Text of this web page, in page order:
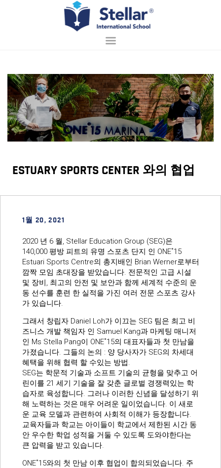
홈페이지
회사 소개
입학 안내
배우기
학교 생활
한국어
ESTUARY SPORTS CENTER 와의 협업
1월 20, 2021
2020 년 6 월, Stellar Education Group (SEG)은
140,000 평방 피트의 유명 스포츠 단지 인 ONE˚15
Estuari Sports Centre의 총지배인 Brian Werner로부터
깜짝 모임 초대장을 받았습니다. 전문적인 고급 시설
및 장비, 최고의 안전 및 보안과 함께 세계적 수준의 운
동 선수를 훈련 한 실적을 가진 여러 전문 스포츠 강사
가 있습니다.
그래서 창립자 Daniel Loh가 이끄는 SEG 팀은 최고 비
즈니스 개발 책임자 인 Samuel Kang과 마케팅 매니저
인 Ms Stella Pang이 ONE˚15의 대표자들과 첫 만남을
가졌습니다. 그들의 논의 : 양 당사자가 SEG의 차세대
혜택을 위해 협력 할 수있는 방법.
SEG는 학문적 기술과 소프트 기술의 균형을 맞추고 어
린이를 21 세기 기술을 잘 갖춘 글로벌 경쟁력있는 학
습자로 육성합니다. 그러나 이러한 신념을 달성하기 위
해 노력하는 것은 매우 어려운 일이었습니다. 이 새로
운 교육 모델과 관련하여 사회적 이해가 등장합니다.
교육자들과 학교는 아이들이 학교에서 제한된 시간 동
안 우수한 학업 성적을 거둘 수 있도록 도와야한다는
큰 압력을 받고 있습니다.
ONE˚15와의 첫 만남 이후 협업이 합의되었습니다. 주